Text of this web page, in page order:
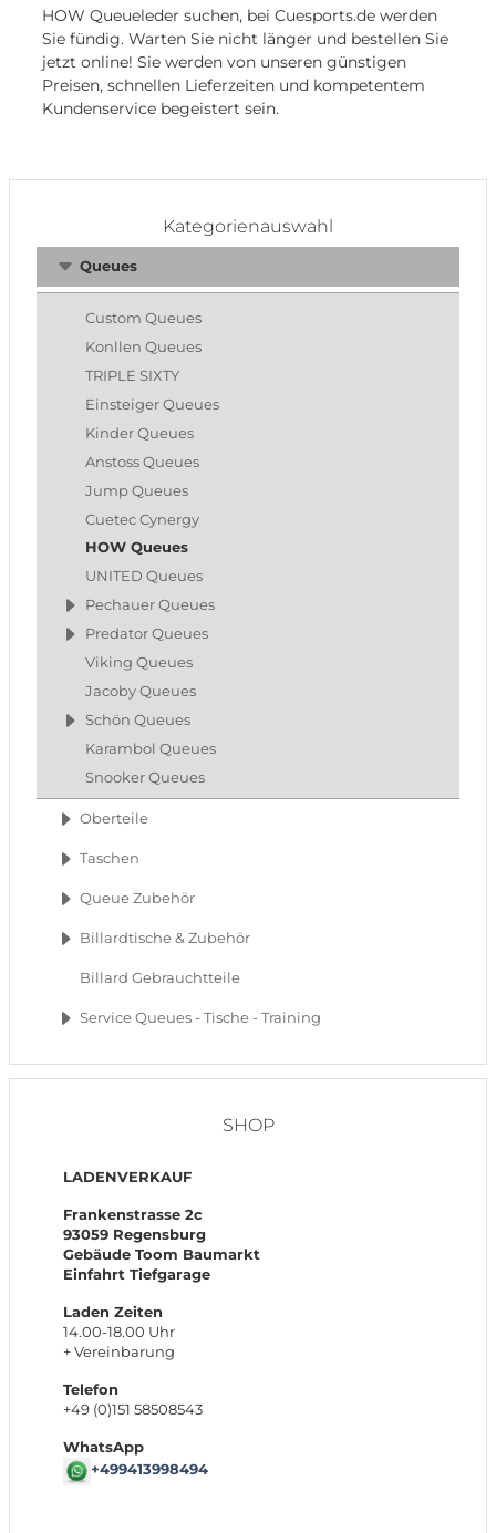
HOW Queueleder suchen, bei Cuesports.de werden
Sie fündig. Warten Sie nicht länger und bestellen Sie
jetzt online! Sie werden von unseren günstigen
Preisen, schnellen Lieferzeiten und kompetentem
Kundenservice begeistert sein.
Kategorienauswahl
Queues
Custom Queues
Konllen Queues
TRIPLE SIXTY
Einsteiger Queues
Kinder Queues
Anstoss Queues
Jump Queues
Cuetec Cynergy
HOW Queues
UNITED Queues
Pechauer Queues
Predator Queues
Viking Queues
Jacoby Queues
Schön Queues
Karambol Queues
Snooker Queues
Oberteile
Taschen
Queue Zubehör
Billardtische & Zubehör
Billard Gebrauchtteile
Service Queues - Tische - Training
SHOP
LADENVERKAUF
Frankenstrasse 2c
93059 Regensburg
Gebäude Toom Baumarkt
Einfahrt Tiefgarage
Laden Zeiten
14.00-18.00 Uhr
+ Vereinbarung
Telefon
+49 (0)151 58508543
WhatsApp
+499413998494